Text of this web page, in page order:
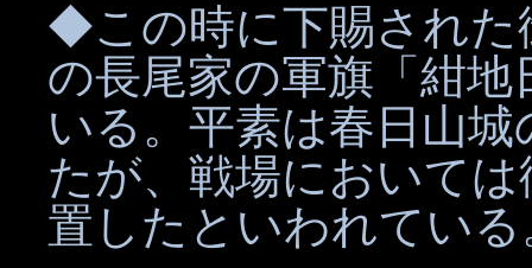
◆この時に下賜された
の長尾家の軍旗「紺
いる。平素は春日山
たが、戦場において
置したといわれている